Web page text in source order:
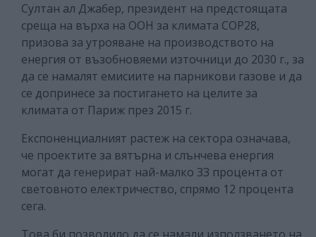
Султан ал Джабер, президент на предстоящата
среща на върха на ООН за климата COP28,
призова за утрояване на производството на
енергия от възобновяеми източници до 2030 г., за
да се намалят емисиите на парникови газове и да
се допринесе за постигането на целите за
климата от Париж през 2015 г.
Експоненциалният растеж на сектора означава,
че проектите за вятърна и слънчева енергия
могат да генерират най-малко 33 процента от
световното електричество, спрямо 12 процента
сега.